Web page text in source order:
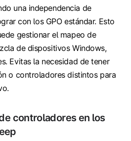
una independencia de
con los GPO estándar. Esto
gestionar el mapeo de
de dispositivos Windows,
Evitas la necesidad de tener
o controladores distintos para
controladores en los